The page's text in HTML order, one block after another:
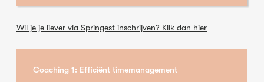
Wil je je liever via Springest inschrijven? Klik dan hier
Coaching 1: Efficiënt timemanagement